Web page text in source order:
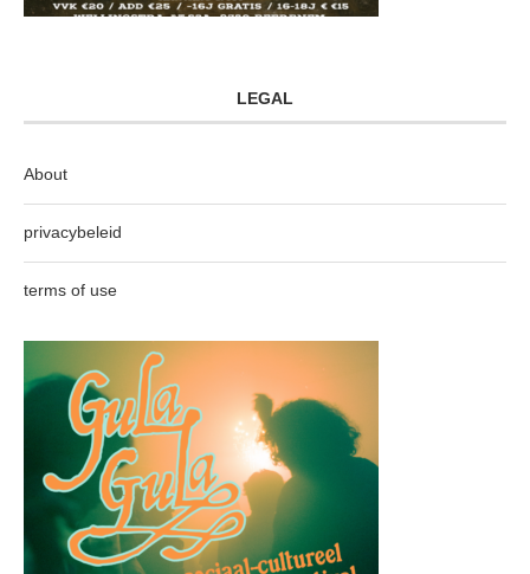
LEGAL
About
privacybeleid
terms of use